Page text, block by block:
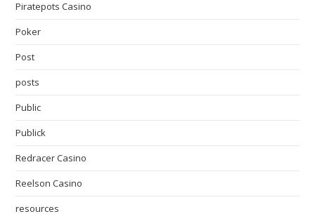
Piratepots Casino
Poker
Post
posts
Public
Publick
Redracer Casino
Reelson Casino
resources